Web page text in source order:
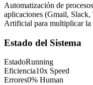
Automatización de
aplicaciones (Gmail,
Artificial para multiplicar
Estado del Sistema
EstadoRunning
Eficiencia10x Speed
Errores0% Human